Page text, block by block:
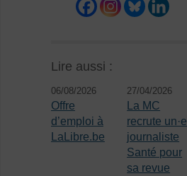
Lire aussi :
06/08/2026
Offre
d’emploi à
LaLibre.be
27/04/2026
La MC
recrute un·e
journaliste
Santé pour
sa revue